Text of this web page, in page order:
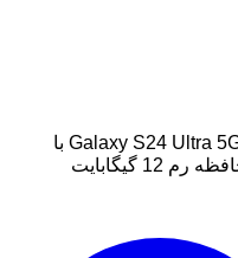
گوشی موبایل سامسونگ مدل Galaxy S24 Ultra 5G با